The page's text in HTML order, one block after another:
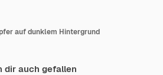
auf dunklem Hintergrund
dir auch gefallen